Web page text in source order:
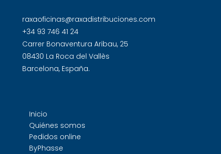
raxaoficinas@raxadistribuciones.com
+34 93 746 41 24
Carrer Bonaventura Aribau, 25
08430 La Roca del Vallès
Barcelona, España.
Inicio
Quiénes somos
Pedidos online
ByPhasse